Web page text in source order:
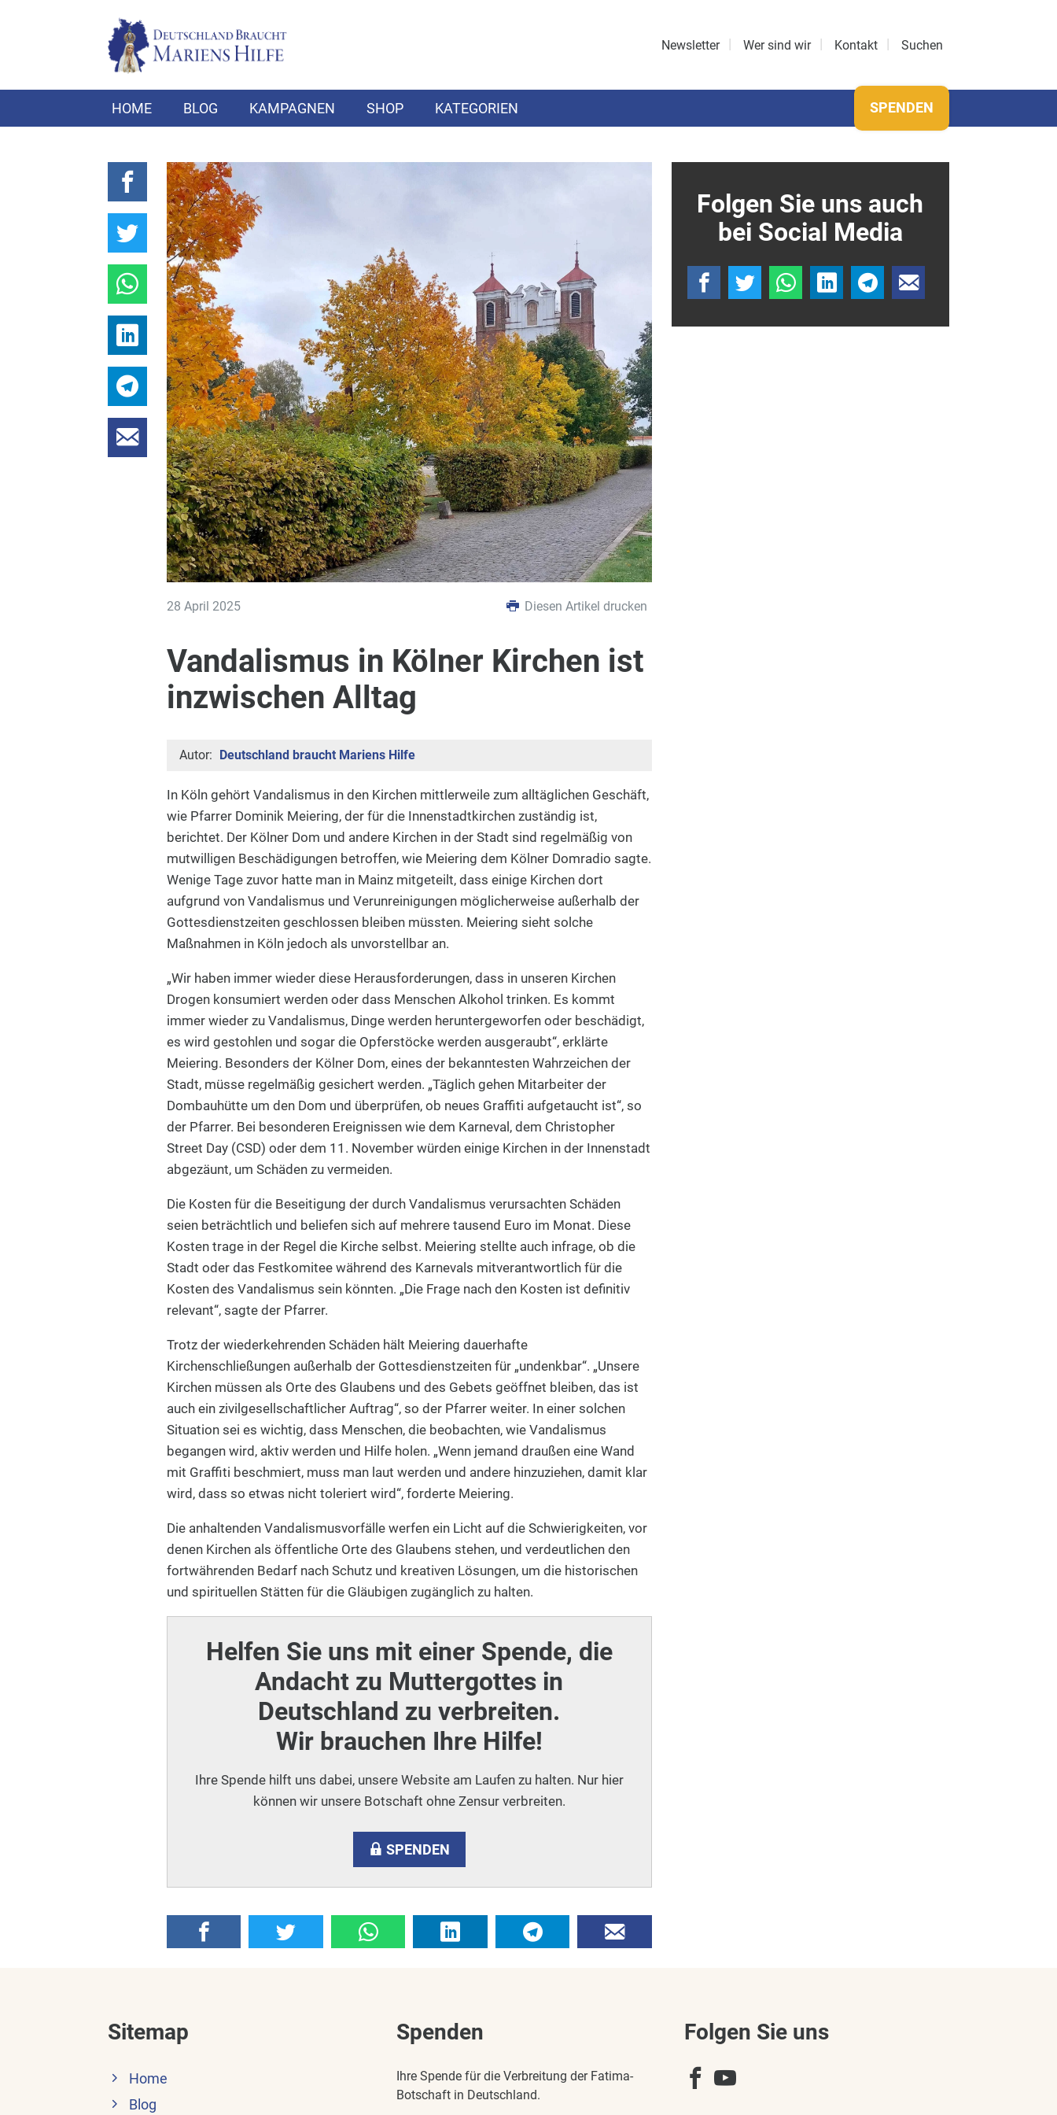
Newsletter Wer sind wir Kontakt Suchen
HOME BLOG KAMPAGNEN SHOP KATEGORIEN SPENDEN
28 April 2025 Diesen Artikel drucken
Vandalismus in Kölner Kirchen ist
inzwischen Alltag
Autor: Deutschland braucht Mariens Hilfe
In Köln gehört Vandalismus in den Kirchen mittlerweile zum alltäglichen Geschäft,
wie Pfarrer Dominik Meiering, der für die Innenstadtkirchen zuständig ist,
berichtet. Der Kölner Dom und andere Kirchen in der Stadt sind regelmäßig von
mutwilligen Beschädigungen betroffen, wie Meiering dem Kölner Domradio sagte.
Wenige Tage zuvor hatte man in Mainz mitgeteilt, dass einige Kirchen dort
aufgrund von Vandalismus und Verunreinigungen möglicherweise außerhalb der
Gottesdienstzeiten geschlossen bleiben müssten. Meiering sieht solche
Maßnahmen in Köln jedoch als unvorstellbar an.
„Wir haben immer wieder diese Herausforderungen, dass in unseren Kirchen
Drogen konsumiert werden oder dass Menschen Alkohol trinken. Es kommt
immer wieder zu Vandalismus, Dinge werden heruntergeworfen oder beschädigt,
es wird gestohlen und sogar die Opferstöcke werden ausgeraubt“, erklärte
Meiering. Besonders der Kölner Dom, eines der bekanntesten Wahrzeichen der
Stadt, müsse regelmäßig gesichert werden. „Täglich gehen Mitarbeiter der
Dombauhütte um den Dom und überprüfen, ob neues Graffiti aufgetaucht ist“, so
der Pfarrer. Bei besonderen Ereignissen wie dem Karneval, dem Christopher
Street Day (CSD) oder dem 11. November würden einige Kirchen in der Innenstadt
abgezäunt, um Schäden zu vermeiden.
Die Kosten für die Beseitigung der durch Vandalismus verursachten Schäden
seien beträchtlich und beliefen sich auf mehrere tausend Euro im Monat. Diese
Kosten trage in der Regel die Kirche selbst. Meiering stellte auch infrage, ob die
Stadt oder das Festkomitee während des Karnevals mitverantwortlich für die
Kosten des Vandalismus sein könnten. „Die Frage nach den Kosten ist definitiv
relevant“, sagte der Pfarrer.
Trotz der wiederkehrenden Schäden hält Meiering dauerhafte
Kirchenschließungen außerhalb der Gottesdienstzeiten für „undenkbar“. „Unsere
Kirchen müssen als Orte des Glaubens und des Gebets geöffnet bleiben, das ist
auch ein zivilgesellschaftlicher Auftrag“, so der Pfarrer weiter. In einer solchen
Situation sei es wichtig, dass Menschen, die beobachten, wie Vandalismus
begangen wird, aktiv werden und Hilfe holen. „Wenn jemand draußen eine Wand
mit Graffiti beschmiert, muss man laut werden und andere hinzuziehen, damit klar
wird, dass so etwas nicht toleriert wird“, forderte Meiering.
Die anhaltenden Vandalismusvorfälle werfen ein Licht auf die Schwierigkeiten, vor
denen Kirchen als öffentliche Orte des Glaubens stehen, und verdeutlichen den
fortwährenden Bedarf nach Schutz und kreativen Lösungen, um die historischen
und spirituellen Stätten für die Gläubigen zugänglich zu halten.
Helfen Sie uns mit einer Spende, die
Andacht zu Muttergottes in
Deutschland zu verbreiten.
Wir brauchen Ihre Hilfe!
Ihre Spende hilft uns dabei, unsere Website am Laufen zu halten. Nur hier
können wir unsere Botschaft ohne Zensur verbreiten.
SPENDEN
Folgen Sie uns auch
bei Social Media
Sitemap
Home
Blog
Spenden
Ihre Spende für die Verbreitung der Fatima-
Botschaft in Deutschland.
Folgen Sie uns